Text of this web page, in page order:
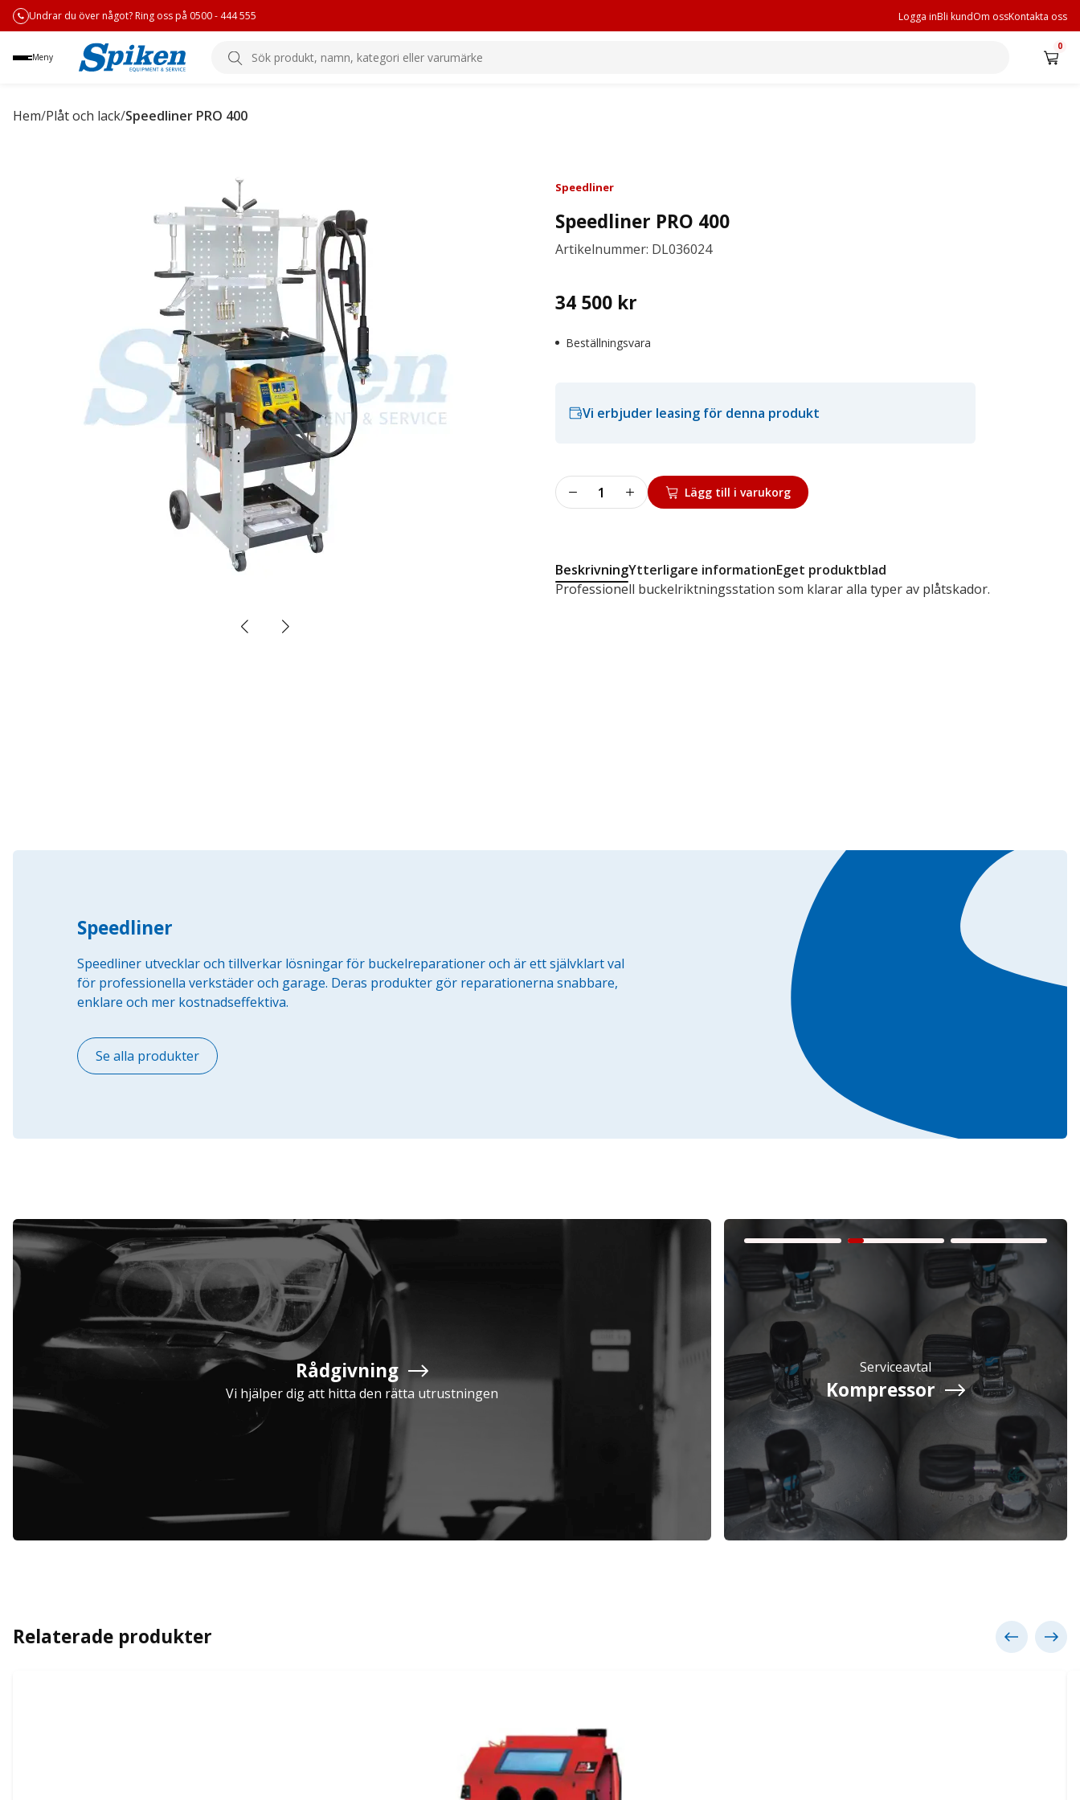
Undrar du över något? Ring oss på 0500 - 444 555 Logga inBli kundOm ossKontakta oss
Meny
Sök
produkt,
kategori
0
Företag
Hem/Plåt och lack/Speedliner PRO 400
Speedliner
Speedliner PRO 400
Artikelnummer: DL036024
34 500 kr
Beställningsvara
Vi erbjuder leasing för denna produkt
Speedliner
PRO
Lägg till i varukorg
BeskrivningYtterligare informationEget produktblad
Professionell buckelriktningsstation som klarar alla typer av plåtskador.
Speedliner
Speedliner utvecklar och tillverkar lösningar för buckelreparationer och är ett självklart val
för professionella verkstäder och garage. Deras produkter gör reparationerna snabbare,
enklare och mer kostnadseffektiva.
Se alla produkter
Rådgivning
Vi hjälper dig att hitta den rätta utrustningen
Serviceavtal
Hjulinställare Verkstad
Serviceavtal
Kompressor
Relaterade produkter